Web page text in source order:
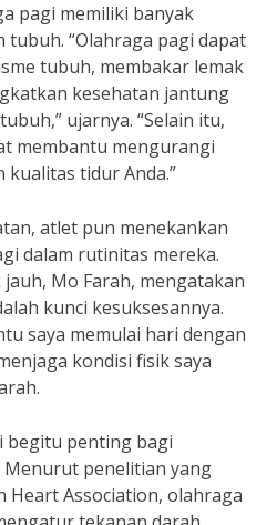
pagi memiliki banyak
“Olahraga pagi dapat
tubuh, membakar lemak
kesehatan jantung
ujarnya. “Selain itu,
membantu mengurangi
tidur Anda.”
atlet pun menekankan
dalam rutinitas mereka.
Mo Farah, mengatakan
kunci kesuksesannya.
saya memulai hari dengan
kondisi fisik saya
begitu penting bagi
Menurut penelitian yang
Heart Association, olahraga